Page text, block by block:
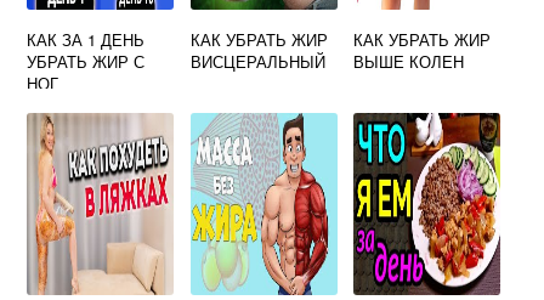
КАК ЗА 1 ДЕНЬ
УБРАТЬ ЖИР С
НОГ
КАК УБРАТЬ ЖИР
ВИСЦЕРАЛЬНЫЙ
КАК УБРАТЬ ЖИР
ВЫШЕ КОЛЕН